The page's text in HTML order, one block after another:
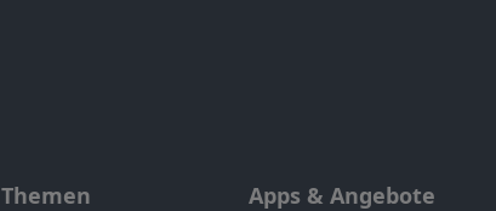
Themen Apps & Angebote